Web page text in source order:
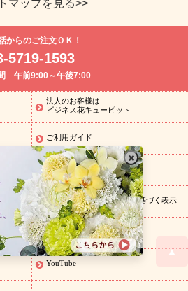
マップを見る>>
誕生日フラワーギフト特集
お悔やみの花
四十九日法要以降に贈る花
蘭・花鉢 プリザーブドフラワー
・プレゼント特集
お盆 花（新盆・初
お盆 花（新盆・初盆）
お盆 花（新盆・
ットギフト
お盆・お供え プリザーブ
・プレゼント特集
集
敬老の日におくる花ギフト・プレ
くる花ギフト・プレゼント特集
老の日 花鉢植えのギフト・プレゼント
フト・プレゼント特集
敬老の日の花
ーン
映画『ウォーターガーディアン
「きょう誕生日なんです」キャンペーン
日フラワーギフト
誕生日フラワーギフ
品一覧 バラ
9月の誕生花(リンドウ)
からのご注文ＯＫ！
5719-1593
午前9:00～午後7:00
法人のお客様は
ビジネス花キューピット
ご利用ガイド
会社概要
特定商取引に関する法律に基づく表示
facebook
YouTube
▲